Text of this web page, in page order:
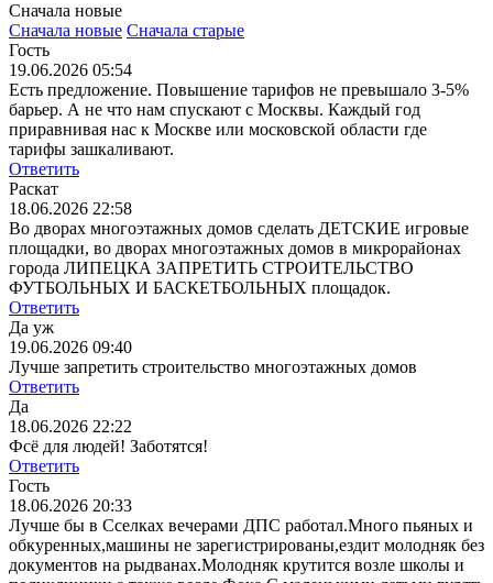
Сначала новые
Сначала новые Сначала старые
Гость
19.06.2026 05:54
Есть предложение. Повышение тарифов не превышало 3-5%
барьер. А не что нам спускают с Москвы. Каждый год
приравнивая нас к Москве или московской области где
тарифы зашкаливают.
Ответить
Раскат
18.06.2026 22:58
Во дворах многоэтажных домов сделать ДЕТСКИЕ игровые
площадки, во дворах многоэтажных домов в микрорайонах
города ЛИПЕЦКА ЗАПРЕТИТЬ СТРОИТЕЛЬСТВО
ФУТБОЛЬНЫХ И БАСКЕТБОЛЬНЫХ площадок.
Ответить
Да уж
19.06.2026 09:40
Лучше запретить строительство многоэтажных домов
Ответить
Да
18.06.2026 22:22
Фсё для людей! Заботятся!
Ответить
Гость
18.06.2026 20:33
Лучше бы в Сселках вечерами ДПС работал.Много пьяных и
обкуренных,машины не зарегистрированы,ездит молодняк без
документов на рыдванах.Молодняк крутится возле школы и